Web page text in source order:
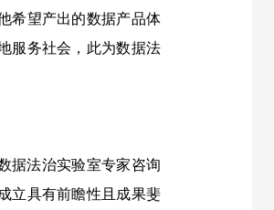
希望产出的数据产品体
服务社会，此为数据法
法治实验室专家咨询
立具有前瞻性且成果斐